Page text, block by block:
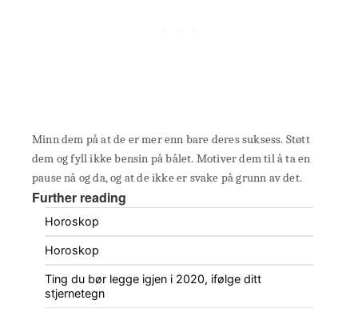
Minn dem på at de er mer enn bare deres suksess. Støtt
dem og fyll ikke bensin på bålet. Motiver dem til å ta en
pause nå og da, og at de ikke er svake på grunn av det.
Further reading
Horoskop
Horoskop
Ting du bør legge igjen i 2020, ifølge ditt
stjernetegn